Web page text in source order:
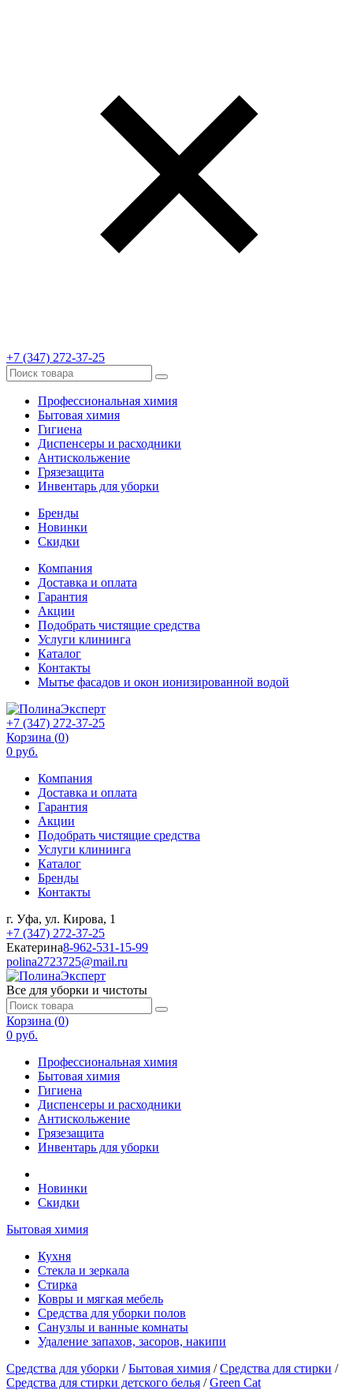
+7 (347) 272-37-25
Профессиональная химия
Бытовая химия
Гигиена
Диспенсеры и расходники
Антискольжение
Грязезащита
Инвентарь для уборки
Бренды
Новинки
Скидки
Компания
Доставка и оплата
Гарантия
Акции
Подобрать чистящие средства
Услуги клининга
Каталог
Контакты
Мытье фасадов и окон ионизированной водой
+7 (347) 272-37-25
Корзина (0)
0 руб.
Компания
Доставка и оплата
Гарантия
Акции
Подобрать чистящие средства
Услуги клининга
Каталог
Бренды
Контакты
г. Уфа, ул. Кирова, 1
+7 (347) 272-37-25
Екатерина8-962-531-15-99
polina2723725@mail.ru
Все для уборки и чистоты
Корзина (0)
0 руб.
Профессиональная химия
Бытовая химия
Гигиена
Диспенсеры и расходники
Антискольжение
Грязезащита
Инвентарь для уборки
Новинки
Скидки
Бытовая химия
Кухня
Стекла и зеркала
Стирка
Ковры и мягкая мебель
Средства для уборки полов
Санузлы и ванные комнаты
Удаление запахов, засоров, накипи
Средства для уборки /Бытовая химия /Средства для стирки /
Средства для стирки детского белья /Green Cat